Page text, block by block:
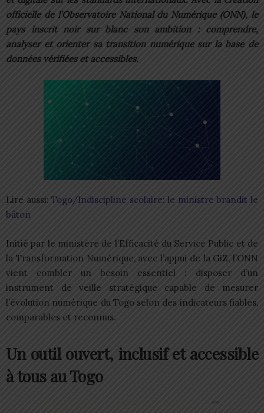
officielle de l’Observatoire National du Numérique (ONN), le
pays inscrit noir sur blanc son ambition : comprendre,
analyser et orienter sa transition numérique sur la base de
données vérifiées et accessibles.
Lire aussi:Togo/Indiscipline scolaire: le ministre brandit le
bâton
Initié par le ministère de l’Efficacité du Service Public et de
la Transformation Numérique, avec l’appui de la GiZ, l’ONN
vient combler un besoin essentiel : disposer d’un
instrument de veille stratégique capable de mesurer
l’évolution numérique du Togo selon des indicateurs fiables,
comparables et reconnus.
Un outil ouvert, inclusif et accessible
à tous au Togo